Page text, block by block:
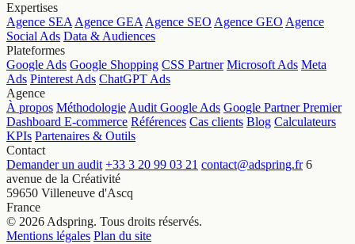
Expertises
Agence SEA Agence GEA Agence SEO Agence GEO Agence
Social Ads Data & Audiences
Plateformes
Google Ads Google Shopping CSS Partner Microsoft Ads Meta
Ads Pinterest Ads ChatGPT Ads
Agence
À propos Méthodologie Audit Google Ads Google Partner Premier
Dashboard E-commerce Références Cas clients Blog Calculateurs
KPIs Partenaires & Outils
Contact
Demander un audit +33 3 20 99 03 21 contact@adspring.fr 6
avenue de la Créativité
59650 Villeneuve d'Ascq
France
© 2026 Adspring. Tous droits réservés.
Mentions légales Plan du site